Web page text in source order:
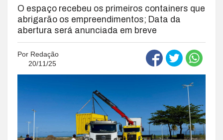
O espaço recebeu os primeiros containers que
abrigarão os empreendimentos; Data da
abertura será anunciada em breve
Por Redação
20/11/25